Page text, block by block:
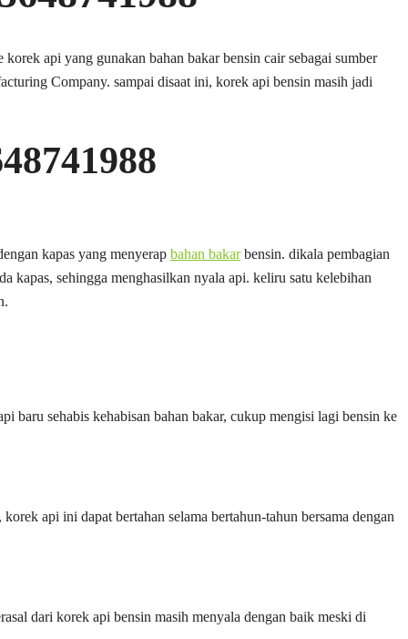
api yang gunakan bahan bakar bensin cair sebagai sumber
Company. sampai disaat ini, korek api bensin masih jadi
kapas yang menyerap bahan bakarbensin. dikala pembagian
kapas, sehingga menghasilkan nyala api. keliru satu kelebihan
baru sehabis kehabisan bahan bakar, cukup mengisi lagi bensin ke
api ini dapat bertahan selama bertahun-tahun bersama dengan
dari korek api bensin masih menyala dengan baik meski di